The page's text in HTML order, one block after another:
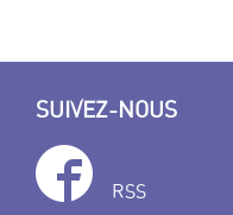
SUIVEZ-NOUS
RSS